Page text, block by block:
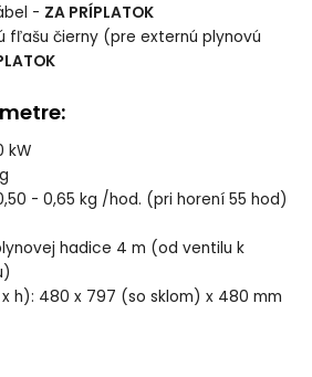
- ZA PRÍPLATOK
fľašu čierny (pre externú plynovú
kW
- 0,65 kg /hod. (pri horení 55 hod)
hadice 4 m (od ventilu k
x h): 480 x 797 (so sklom) x 480 mm